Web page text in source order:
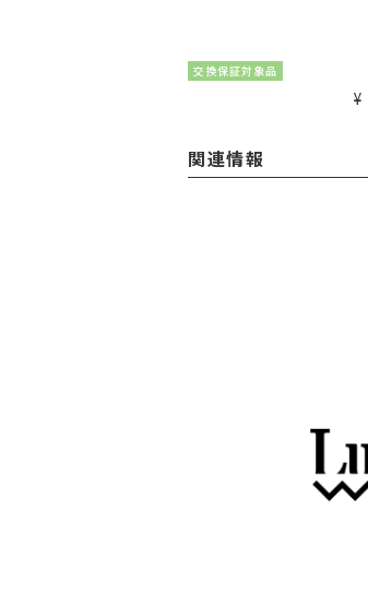
交換保証対象品
¥
関連情報